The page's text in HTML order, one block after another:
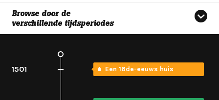
Browse door de
verschillende tijdsperiodes
1501 Een 16de-eeuws huis